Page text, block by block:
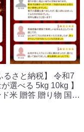
さと納税】 令和7
選べる 5kg 10kg 】
米 贈答 贈り物 国産
原市